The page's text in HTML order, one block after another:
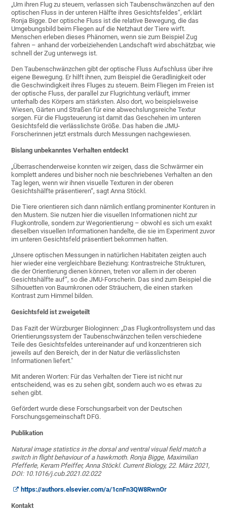
„Um ihren Flug zu steuern, verlassen sich Taubenschwänzchen auf den
optischen Fluss in der unteren Hälfte ihres Gesichtsfeldes“, erklärt
Ronja Bigge. Der optische Fluss ist die relative Bewegung, die das
Umgebungsbild beim Fliegen auf die Netzhaut der Tiere wirft.
Menschen erleben dieses Phänomen, wenn sie zum Beispiel Zug
fahren – anhand der vorbeiziehenden Landschaft wird abschätzbar, wie
schnell der Zug unterwegs ist.
Den Taubenschwänzchen gibt der optische Fluss Aufschluss über ihre
eigene Bewegung. Er hilft ihnen, zum Beispiel die Geradlinigkeit oder
die Geschwindigkeit ihres Fluges zu steuern. Beim Fliegen im Freien ist
der optische Fluss, der parallel zur Flugrichtung verläuft, immer
unterhalb des Körpers am stärksten. Also dort, wo beispielsweise
Wiesen, Gärten und Straßen für eine abwechslungsreiche Textur
sorgen. Für die Flugsteuerung ist damit das Geschehen im unteren
Gesichtsfeld die verlässlichste Größe. Das haben die JMU-
Forscherinnen jetzt erstmals durch Messungen nachgewiesen.
Bislang unbekanntes Verhalten entdeckt
„Überraschenderweise konnten wir zeigen, dass die Schwärmer ein
komplett anderes und bisher noch nie beschriebenes Verhalten an den
Tag legen, wenn wir ihnen visuelle Texturen in der oberen
Gesichtshälfte präsentieren“, sagt Anna Stöckl.
Die Tiere orientieren sich dann nämlich entlang prominenter Konturen in
den Mustern. Sie nutzen hier die visuellen Informationen nicht zur
Flugkontrolle, sondern zur Wegorientierung – obwohl es sich um exakt
dieselben visuellen Informationen handelte, die sie im Experiment zuvor
im unteren Gesichtsfeld präsentiert bekommen hatten.
„Unsere optischen Messungen in natürlichen Habitaten zeigten auch
hier wieder eine vergleichbare Beziehung: Kontrastreiche Strukturen,
die der Orientierung dienen können, treten vor allem in der oberen
Gesichtshälfte auf“, so die JMU-Forscherin. Das sind zum Beispiel die
Silhouetten von Baumkronen oder Sträuchern, die einen starken
Kontrast zum Himmel bilden.
Gesichtsfeld ist zweigeteilt
Das Fazit der Würzburger Biologinnen: „Das Flugkontrollsystem und das
Orientierungssystem der Taubenschwänzchen teilen verschiedene
Teile des Gesichtsfeldes untereinander auf und konzentrieren sich
jeweils auf den Bereich, der in der Natur die verlässlichsten
Informationen liefert."
Mit anderen Worten: Für das Verhalten der Tiere ist nicht nur
entscheidend, was es zu sehen gibt, sondern auch wo es etwas zu
sehen gibt.
Gefördert wurde diese Forschungsarbeit von der Deutschen
Forschungsgemeinschaft DFG.
Publikation
Natural image statistics in the dorsal and ventral visual field match a
switch in flight behaviour of a hawkmoth. Ronja Bigge, Maximilian
Pfefferle, Keram Pfeiffer, Anna Stöckl. Current Biology, 22. März 2021,
DOI: 10.1016/j.cub.2021.02.022
https://authors.elsevier.com/a/1cnFn3QW8RwnOr
Kontakt